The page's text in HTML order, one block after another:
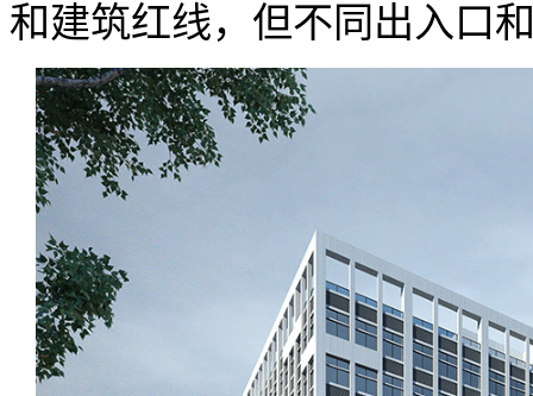
和建筑红线，但不同出入口